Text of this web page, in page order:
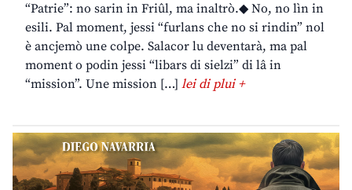
“Patrie”: no sarin in Friûl, ma inaltrò.◆ No, no lìn in
esili. Pal moment, jessi “furlans che no si rindin” nol
è ancjemò une colpe. Salacor lu deventarà, ma pal
moment o podin jessi “libars di sielzi” di lâ in
“mission”. Une mission […] lei di plui +